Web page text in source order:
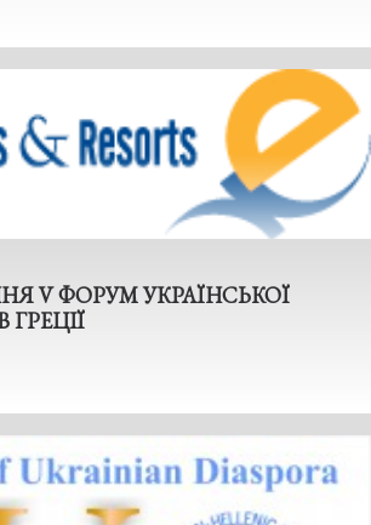
V ФОРУМ УКРАЇНСЬКОЇ